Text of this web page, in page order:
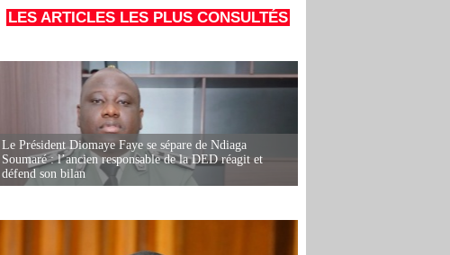
LES ARTICLES LES PLUS CONSULTÉS
Le Président Diomaye Faye se sépare de Ndiaga
Soumaré : l’ancien responsable de la DED réagit et
défend son bilan